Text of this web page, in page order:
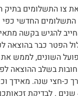
החדשי כפי
כאשר אין לחייב חוב לנושה אחד
כבר בהוצאה
השונים, לממש את
בשלב ההוצאה
חצי שנה. מאידך